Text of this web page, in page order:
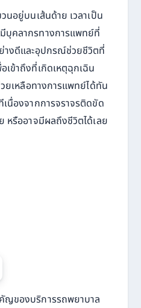
นอยู่บนเส้นด้าย เวลาเป็น
บุคลากรทางการแพทย์ที่
างดีและอุปกรณ์ช่วยชีวิตที่
ข้าถึงที่เกิดเหตุฉุกเฉิน
ยเหลือทางการแพทย์ได้ทัน
นื่องจากการจราจรติดขัด
หรืออาจมีผลถึงชีวิตได้เลย
ญของบริการรถพยาบาล